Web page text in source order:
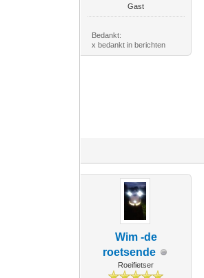
Gast
Bedankt:
x bedankt in berichten
Wim -de
roetsende
Roeifietser